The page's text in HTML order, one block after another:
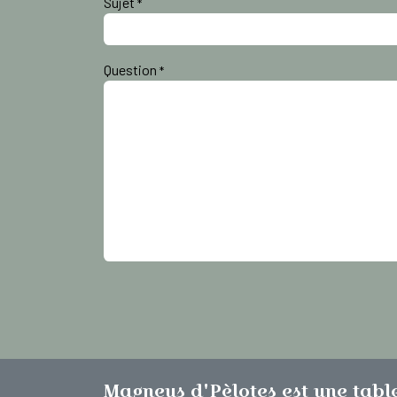
*
Question *
Magneus d'Pèlotes est une